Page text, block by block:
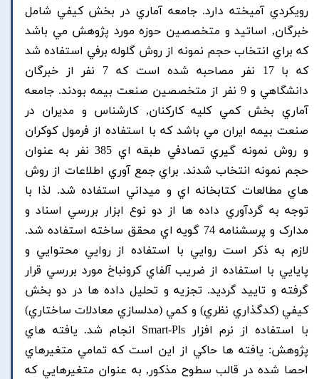
رويکردي آميخته دارد. جامعه آماري در بخش کيفي شامل
خبرگان, اساتيد و متخصصين حوزه مورد پژوهش مي باشد
که براي انتخاب حجم نمونه از روش گلوله برفي استفاده شد
که با 17 نفر مصاحبه شده است که 7 نفر از خبرگان
دانشگاهي و 9 نفر از متخصصين صنعت بيمه بودند. جامعه
آماري بخش کمي کليه کارکنان, کارشناس و مديران در
صنعت بيمه ايران مي باشد که با استفاده از فرمول کوکران
و روش نمونه گيري تصادفي طبقه اي 385 نفر به عنوان
حجم نمونه انتخاب شدند. براي جمع آوري اطلاعات از روش
هاي مطالعات کتابخانه اي و ميداني استفاده شد. لذا با
توجه به گردآوري داده ها از دو نوع ابزار بررسي اسناد و
مدارک و پرسشنامه 74 گويه اي محقق ساخته استفاده شد.
لازم به ذکر است روايي با استفاده از روايي محتوايي و
پايايي با استفاده از ضريب آلفاي کرونباخ مورد بررسي قرار
گرفته و تاييد گرديد. تجزيه و تحليل داده ها در دو بخش
کيفي (کدگذاري نظري) و کمي (مدلسازي معادلات ساختاري)
با استفاده از نرم افزار Smart-Pls انجام شد. يافته هاي
پژوهش: يافته ها حاکي از اين است که تمامي متغيرهاي
احصا شده در قالب سطوح مذکور, به عنوان متغيرهايي که